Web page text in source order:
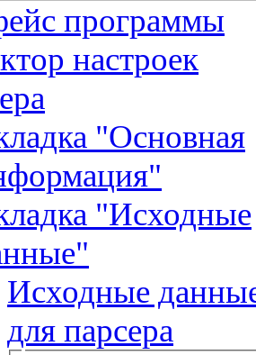
программы
настроек
"Основная
"Исходные
Исходные
для парсера